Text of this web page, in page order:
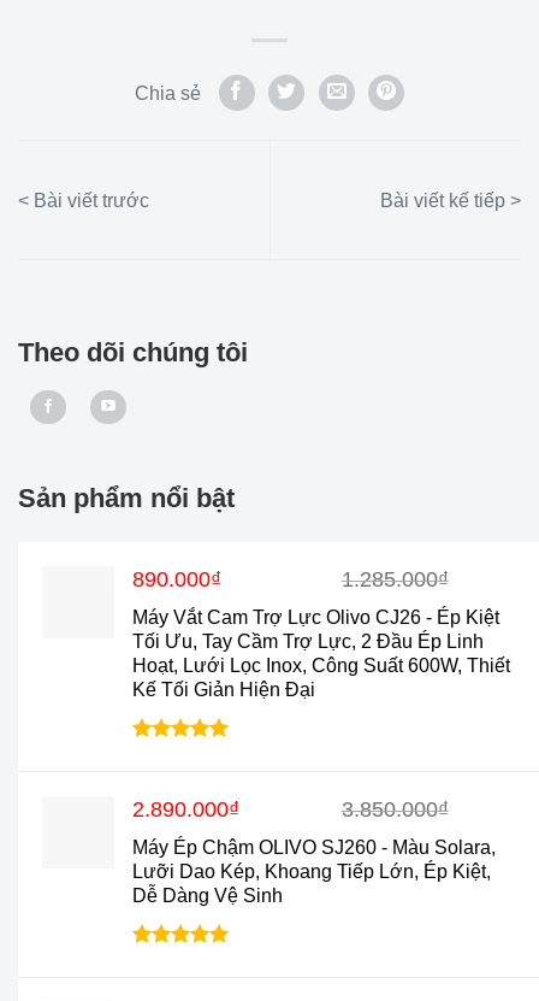
Chia sẻ
Theo dõi chúng tôi
Sản phẩm nổi bật
Máy Vắt Cam Trợ Lực Olivo CJ26 - Ép Kiệt
Tối Ưu, Tay Cầm Trợ Lực, 2 Đầu Ép Linh
Hoạt, Lưới Lọc Inox, Công Suất 600W, Thiết
Kế Tối Giản Hiện Đại
1.285.000₫
Giá
là:
1.285.000₫.
890.000₫
Giá
tại
là:
890.000₫.
Máy Ép Chậm OLIVO SJ260 - Màu Solara,
Lưỡi Dao Kép, Khoang Tiếp Lớn, Ép Kiệt,
Dễ Dàng Vệ Sinh
3.850.000₫
Giá
là:
3.850.000₫.
2.890.000₫
Giá
tại
là:
2.890.000₫.